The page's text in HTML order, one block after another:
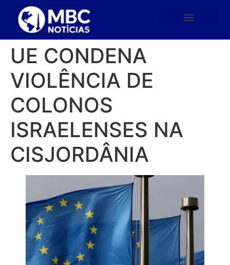
UE CONDENA
VIOLÊNCIA DE
COLONOS
ISRAELENSES NA
CISJORDÂNIA